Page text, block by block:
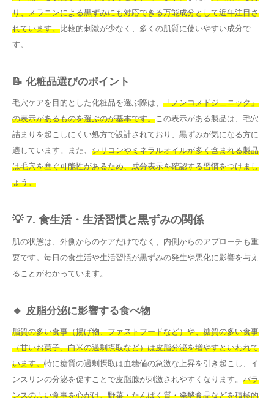
り、メラニンによる黒ずみにも対応できる万能成分として近年注目さ
れています。比較的刺激が少なく、多くの肌質に使いやすい成分で
す。
📝 化粧品選びのポイント
毛穴ケアを目的とした化粧品を選ぶ際は、 「ノンコメドジェニック」
の表示があるものを選ぶのが基本です。 この表示がある製品は、毛穴
詰まりを起こしにくい処方で設計されており、黒ずみが気になる方に
適しています。また、 シリコンやミネラルオイルが多く含まれる製品
は毛穴を塞ぐ可能性があるため、成分表示を確認する習慣をつけまし
ょう。
💡 7. 食生活・生活習慣と黒ずみの関係
肌の状態は、外側からのケアだけでなく、内側からのアプローチも重
要です。毎日の食生活や生活習慣が黒ずみの発生や悪化に影響を与え
ることがわかっています。
🔸 皮脂分泌に影響する食べ物
脂質の多い食事（揚げ物、ファストフードなど）や、糖質の多い食事
（甘いお菓子、白米の過剰摂取など）は皮脂分泌を増やすといわれて
います。特に糖質の過剰摂取は血糖値の急激な上昇を引き起こし、イ
ンスリンの分泌を促すことで皮脂腺が刺激されやすくなります。 バラ
ンスのよい食事を心がけ、野菜・たんぱく質・発酵食品などを積極的